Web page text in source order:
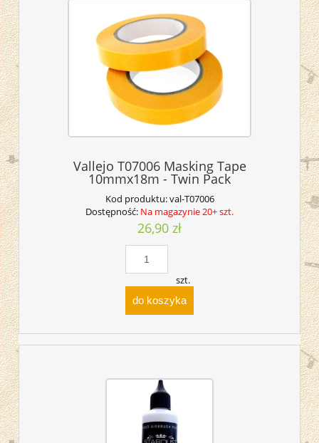
Vallejo T07006 Masking Tape
10mmx18m - Twin Pack
Kod produktu:val-T07006
Dostępność: Na magazynie 20+ szt.
26,90 zł
szt.
do koszyka